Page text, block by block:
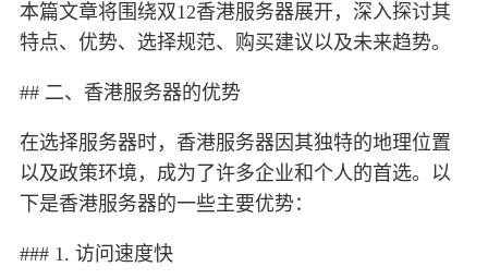
本篇文章将围绕双12香港服务器展开，深入探讨其
特点、优势、选择规范、购买建议以及未来趋势。
## 二、香港服务器的优势
在选择服务器时，香港服务器因其独特的地理位置
以及政策环境，成为了许多企业和个人的首选。以
下是香港服务器的一些主要优势：
### 1. 访问速度快